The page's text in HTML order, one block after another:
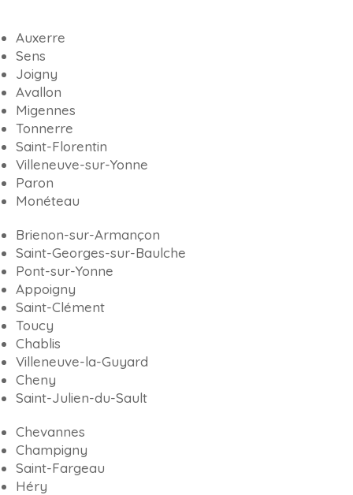
Auxerre
Sens
Joigny
Avallon
Migennes
Tonnerre
Saint-Florentin
Villeneuve-sur-Yonne
Paron
Monéteau
Brienon-sur-Armançon
Saint-Georges-sur-Baulche
Pont-sur-Yonne
Appoigny
Saint-Clément
Toucy
Chablis
Villeneuve-la-Guyard
Cheny
Saint-Julien-du-Sault
Chevannes
Champigny
Saint-Fargeau
Héry